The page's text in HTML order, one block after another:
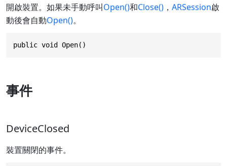
開啟裝置。如果未手動呼叫Open()和Close() ， ARSession啟
動後會自動Open()。
public void Open()
事件
DeviceClosed
裝置關閉的事件。